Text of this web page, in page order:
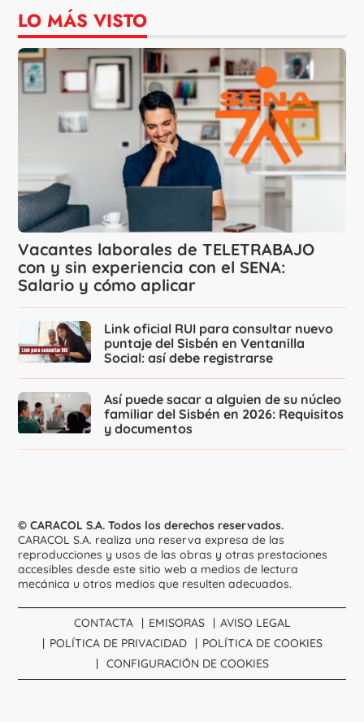
LO MÁS VISTO
Vacantes laborales de TELETRABAJO
con y sin experiencia con el SENA:
Salario y cómo aplicar
Link oficial RUI para consultar nuevo
puntaje del Sisbén en Ventanilla
Social: así debe registrarse
Así puede sacar a alguien de su núcleo
familiar del Sisbén en 2026: Requisitos
y documentos
© CARACOL S.A. Todos los derechos reservados.
CARACOL S.A. realiza una reserva expresa de las
reproducciones y usos de las obras y otras prestaciones
accesibles desde este sitio web a medios de lectura
mecánica u otros medios que resulten adecuados.
CONTACTA EMISORAS
AVISO LEGAL
POLÍTICA DE PRIVACIDAD
POLÍTICA DE COOKIES
CONFIGURACIÓN DE COOKIES